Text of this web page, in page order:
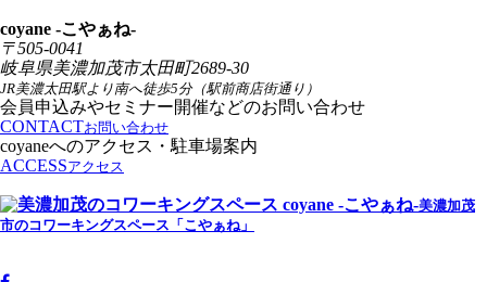
coyane -こやぁね-
〒505-0041
岐阜県美濃加茂市太田町2689-30
JR美濃太田駅より南へ徒歩5分（駅前商店街通り）
会員申込みやセミナー開催などのお問い合わせ
CONTACTお問い合わせ
coyaneへのアクセス・駐車場案内
ACCESSアクセス
美濃加茂
市のコワーキングスペース「こやぁね」